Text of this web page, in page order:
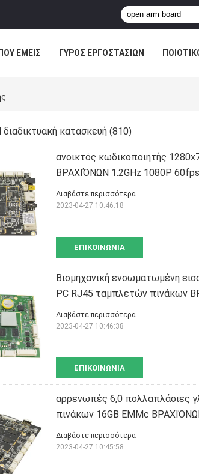
ΕΜΕΊΣ ΓΎΡΟΣ ΕΡΓΟΣΤΑΣΊΩΝ
κατασκευή (810)
ανοικτός κωδικοποιητής
ΒΡΑΧΙΌΝΩΝ 1.2GHz 1080P 60fps
ΕΠΙΚΟΙΝΩΝΊΑ
Διαβάστε περισσότερα
2023-04-27 10:46:18
Βιομηχανική ενσωματωμένη
PC RJ45 ταμπλετών πινάκων
ΕΠΙΚΟΙΝΩΝΊΑ
Διαβάστε περισσότερα
2023-04-27 10:46:38
αρρενωπές 6,0 πολλαπλάσιες
πινάκων 16GB EMMc
Διαβάστε περισσότερα
2023-04-27 10:45:58